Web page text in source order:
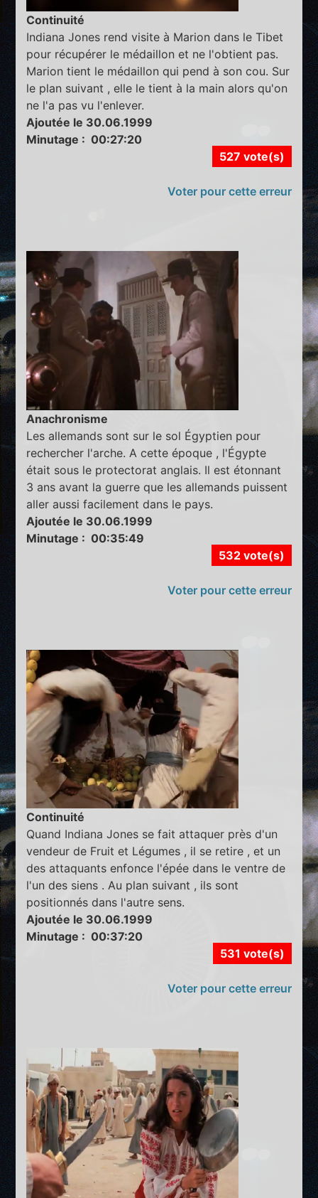
Continuité
Indiana Jones rend visite à Marion dans le Tibet
pour récupérer le médaillon et ne l'obtient pas.
Marion tient le médaillon qui pend à son cou. Sur
le plan suivant , elle le tient à la main alors qu'on
ne l'a pas vu l'enlever.
Ajoutée le 30.06.1999
Minutage : 00:27:20
527 vote(s)
Voter pour cette erreur
Anachronisme
Les allemands sont sur le sol Égyptien pour
rechercher l'arche. A cette époque , l'Égypte
était sous le protectorat anglais. Il est étonnant
3 ans avant la guerre que les allemands puissent
aller aussi facilement dans le pays.
Ajoutée le 30.06.1999
Minutage : 00:35:49
532 vote(s)
Voter pour cette erreur
Continuité
Quand Indiana Jones se fait attaquer près d'un
vendeur de Fruit et Légumes , il se retire , et un
des attaquants enfonce l'épée dans le ventre de
l'un des siens . Au plan suivant , ils sont
positionnés dans l'autre sens.
Ajoutée le 30.06.1999
Minutage : 00:37:20
531 vote(s)
Voter pour cette erreur